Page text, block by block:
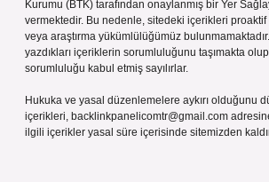
Kurumu (BTK) tarafından onaylanmış bir Yer
vermektedir. Bu nedenle, sitedeki içerikleri
veya araştırma yükümlülüğümüz
yazdıkları içeriklerin sorumluluğunu taşımakta
sorumluluğu kabul etmiş sayılırlar.
Hukuka ve yasal düzenlemelere aykırı olduğunu
içerikleri, backlinkpanelicomtr@gmail.com
ilgili içerikler yasal süre içerisinde sitemizden